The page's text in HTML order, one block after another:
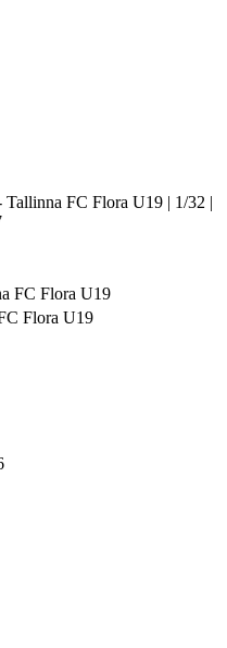
FC Flora U19 | 1/32 |
Flora U19